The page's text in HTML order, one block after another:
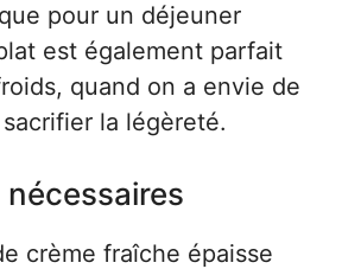
pour un déjeuner
est également parfait
quand on a envie de
la légèreté.
crème fraîche épaisse